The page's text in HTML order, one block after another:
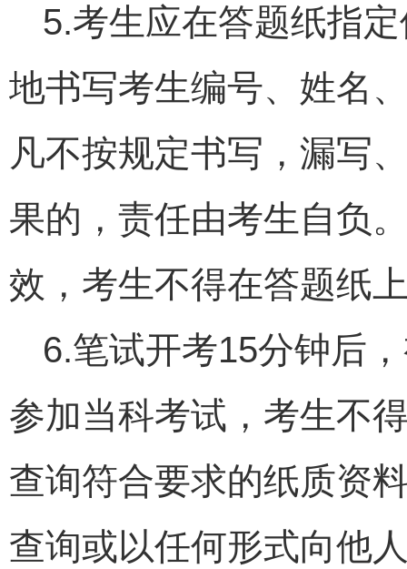
5.考生应在答题纸指
地书写考生编号、姓名
凡不按规定书写，漏写
果的，责任由考生自负
效，考生不得在答题纸
6.笔试开考15分钟后
参加当科考试，考生不
查询符合要求的纸质资
查询或以任何形式向他